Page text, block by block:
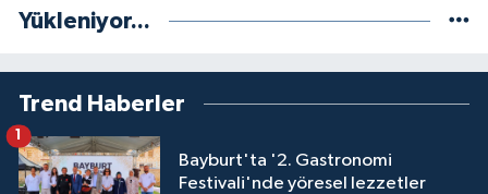
Yükleniyor...
Trend Haberler
Bayburt'ta '2. Gastronomi
Festivali'nde yöresel lezzetler
1